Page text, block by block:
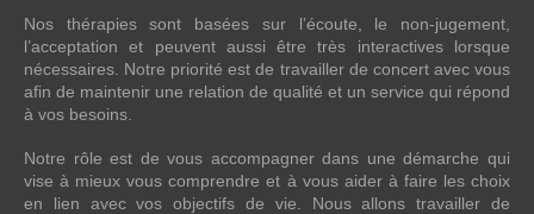
Nos thérapies sont basées sur l’écoute, le non-jugement,
l’acceptation et peuvent aussi être très interactives lorsque
nécessaires. Notre priorité est de travailler de concert avec vous
afin de maintenir une relation de qualité et un service qui répond
à vos besoins.
Notre rôle est de vous accompagner dans une démarche qui
vise à mieux vous comprendre et à vous aider à faire les choix
en lien avec vos objectifs de vie. Nous allons travailler de